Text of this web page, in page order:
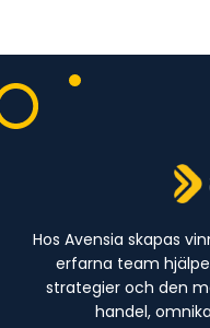
Hos Avensia skapas
erfarna team
strategier och den
handel,